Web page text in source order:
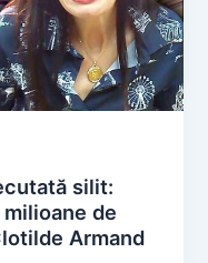
silit:
de
Armand